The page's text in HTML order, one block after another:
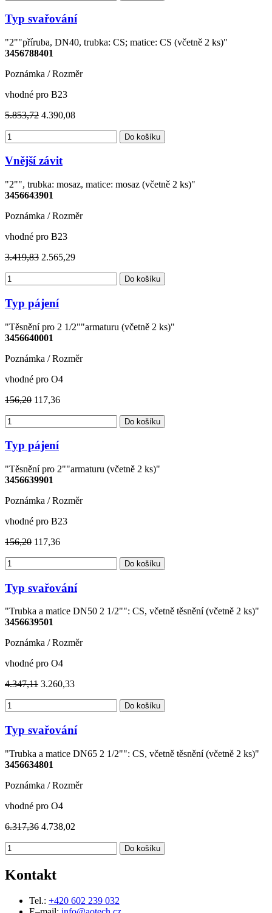
Typ svařování
"2""příruba, DN40, trubka: CS; matice: CS (včetně 2 ks)"
3456788401
Poznámka / Rozměr
vhodné pro B23
5.853,72 4.390,08
Do košíku
Vnější závit
"2"", trubka: mosaz, matice: mosaz (včetně 2 ks)"
3456643901
Poznámka / Rozměr
vhodné pro B23
3.419,83 2.565,29
Do košíku
Typ pájení
"Těsnění pro 2 1/2""armaturu (včetně 2 ks)"
3456640001
Poznámka / Rozměr
vhodné pro O4
156,20 117,36
Do košíku
Typ pájení
"Těsnění pro 2""armaturu (včetně 2 ks)"
3456639901
Poznámka / Rozměr
vhodné pro B23
156,20 117,36
Do košíku
Typ svařování
"Trubka a matice DN50 2 1/2"": CS, včetně těsnění (včetně 2 ks)"
3456639501
Poznámka / Rozměr
vhodné pro O4
4.347,11 3.260,33
Do košíku
Typ svařování
"Trubka a matice DN65 2 1/2"": CS, včetně těsnění (včetně 2 ks)"
3456634801
Poznámka / Rozměr
vhodné pro O4
6.317,36 4.738,02
Do košíku
Kontakt
Tel.: +420 602 239 032